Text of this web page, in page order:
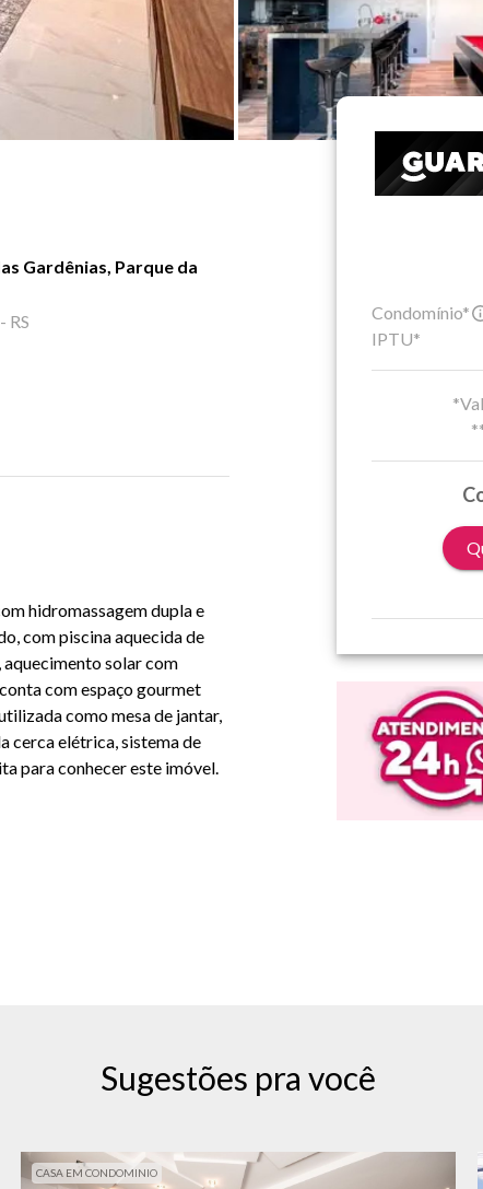
Gardênias, Parque da
RS
hidromassagem dupla e
com piscina aquecida de
solar com
com espaço gourmet
como mesa de jantar,
cerca elétrica, sistema de
para conhecer este imóvel.
Condomínio*
IPTU*
Sugestões pra você
CASA EM CONDOMINIO